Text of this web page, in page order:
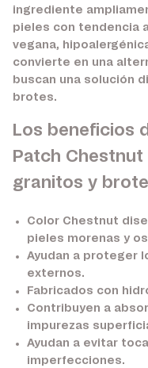
ingrediente
pieles con tendencia
vegana,
convierte en una
buscan una solución
brotes.
Los beneficios
Patch
granitos y
Color Chestnut
pieles morenas y
Ayudan a proteger
externos.
Fabricados con
Contribuyen a
impurezas
Ayudan a evitar
imperfecciones.